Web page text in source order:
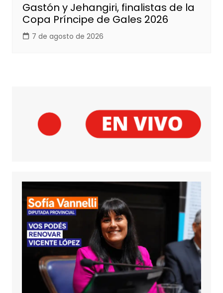
Gastón y Jehangiri, finalistas de la
Copa Príncipe de Gales 2026
7 de agosto de 2026